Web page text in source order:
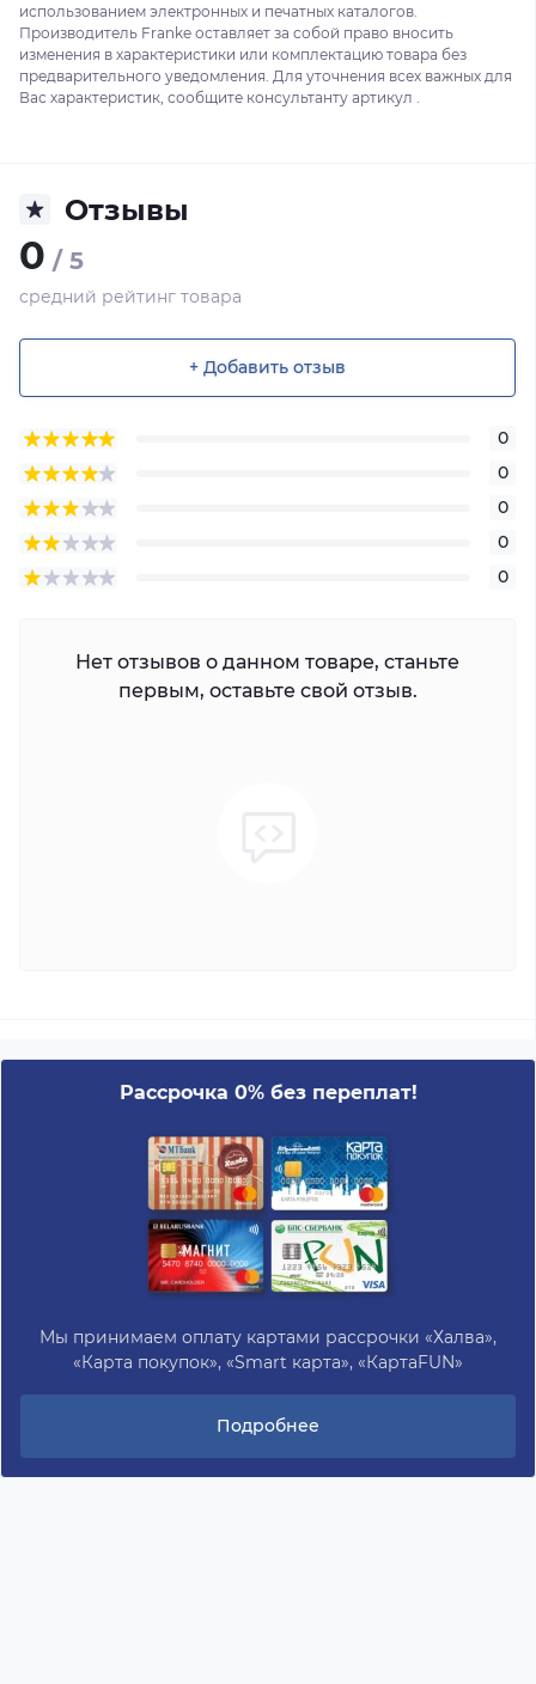
использованием электронных и печатных каталогов.
Производитель Franke оставляет за собой право вносить
изменения в характеристики или комплектацию товара без
предварительного уведомления. Для уточнения всех важных для
Вас характеристик, сообщите консультанту артикул .
Отзывы
0 / 5
средний рейтинг товара
+ Добавить отзыв
0
0
0
0
0
Нет отзывов о данном товаре, станьте
первым, оставьте свой отзыв.
Рассрочка 0% без переплат!
Мы принимаем оплату картами рассрочки «Халва»,
«Карта покупок», «Smart карта», «КартаFUN»
Подробнее